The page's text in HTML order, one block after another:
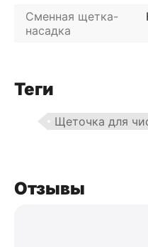
Сменная щетка-
насадка
Теги
Щеточка для
Отзывы